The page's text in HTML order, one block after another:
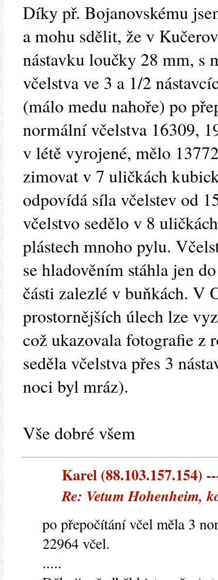
Díky př. Bojanovskému
a mohu sdělit, že v
nástavku loučky 28 mm, s
včelstva ve 3 a 1/2
(málo medu nahoře) po
normální včelstva 16309,
v létě vyrojené, mělo
zimovat v 7 uličkách
odpovídá síla včelstev od
včelstvo sedělo v 8
plástech mnoho pylu.
se hladověním stáhla jen
části zalezlé v buňkách. V
prostornějších úlech lze
což ukazovala fotografie z
seděla včelstva přes 3
noci byl mráz).
Vše dobré všem
Karel (88.103.157.154)
Re: Vetum Hohenheim,
po přepočítání včel měla 3
22964 včel.
.....